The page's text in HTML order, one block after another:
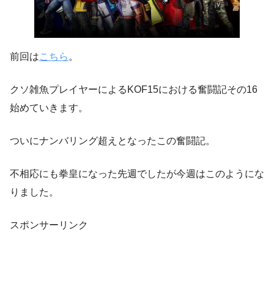
前回はこちら 。
クソ雑魚プレイヤーによるKOF15における奮闘記その16
始めていきます。
ついにナンバリング超えとなったこの奮闘記。
不相応にも拳皇になった先週でしたが今週はこのようにな
りました。
スポンサーリンク